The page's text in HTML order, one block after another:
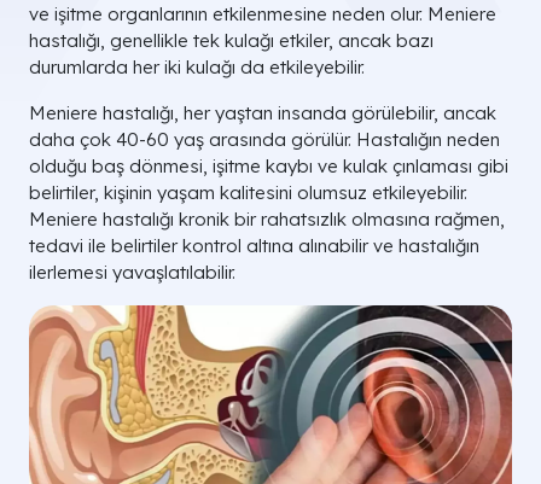
ve işitme organlarının etkilenmesine neden olur. Meniere
hastalığı, genellikle tek kulağı etkiler, ancak bazı
durumlarda her iki kulağı da etkileyebilir.
Meniere hastalığı, her yaştan insanda görülebilir, ancak
daha çok 40-60 yaş arasında görülür. Hastalığın neden
olduğu baş dönmesi, işitme kaybı ve kulak çınlaması gibi
belirtiler, kişinin yaşam kalitesini olumsuz etkileyebilir.
Meniere hastalığı kronik bir rahatsızlık olmasına rağmen,
tedavi ile belirtiler kontrol altına alınabilir ve hastalığın
ilerlemesi yavaşlatılabilir.